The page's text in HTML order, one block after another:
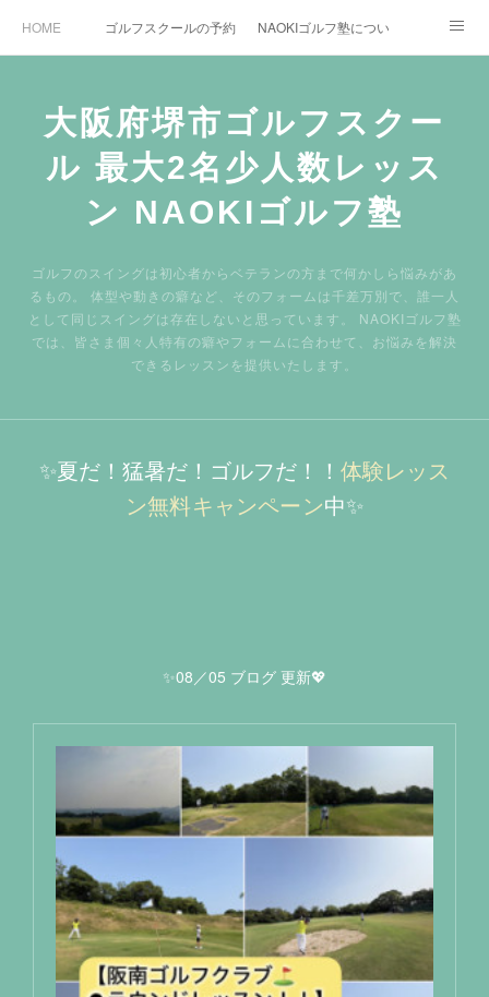
HOME ゴルフスクールの予約状況NAOKIゴルフ塾について
お役立ちゴルフ情報 BLOG YouTube
インスタグラム X
大阪府堺市ゴルフスクー
ル 最大2名少人数レッス
ン NAOKIゴルフ塾
ゴルフのスイングは初心者からベテランの方まで何かしら悩みがあ
るもの。 体型や動きの癖など、そのフォームは千差万別で、誰一人
として同じスイングは存在しないと思っています。 NAOKIゴルフ塾
では、皆さま個々人特有の癖やフォームに合わせて、お悩みを解決
できるレッスンを提供いたします。
✨夏だ！猛暑だ！ゴルフだ！！ 体験レッス
ン無料キャンペーン中✨
✨08／05 ブログ 更新💖